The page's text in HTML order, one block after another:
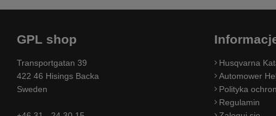
GPL shop
Transportgatan 39
422 46 Hisings Backa
Sweden
Husqvarna
Automower
Polityka
Regulamin